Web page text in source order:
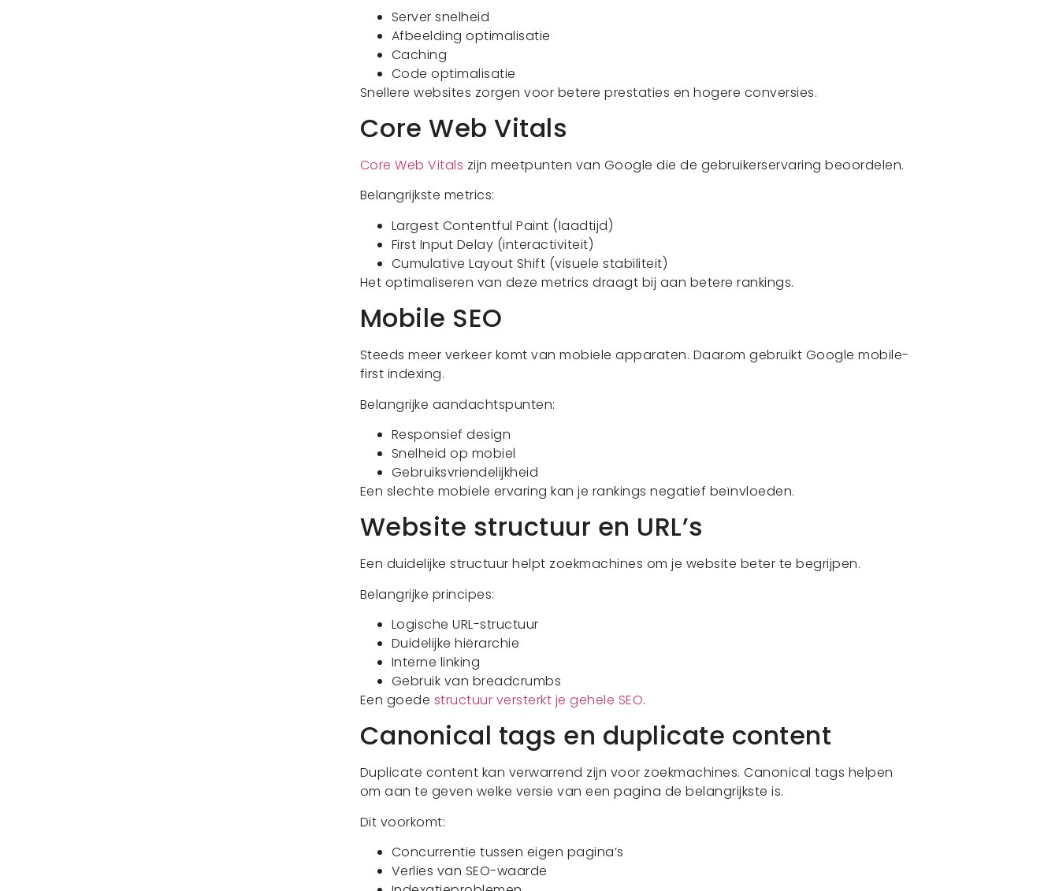
Server snelheid
Afbeelding optimalisatie
Caching
Code optimalisatie
Snellere websites zorgen voor betere prestaties en hogere conversies.
Core Web Vitals
Core Web Vitals zijn meetpunten van Google die de gebruikerservaring beoordelen.
Belangrijkste metrics:
Largest Contentful Paint (laadtijd)
First Input Delay (interactiviteit)
Cumulative Layout Shift (visuele stabiliteit)
Het optimaliseren van deze metrics draagt bij aan betere rankings.
Mobile SEO
Steeds meer verkeer komt van mobiele apparaten. Daarom gebruikt Google mobile-
first indexing.
Belangrijke aandachtspunten:
Responsief design
Snelheid op mobiel
Gebruiksvriendelijkheid
Een slechte mobiele ervaring kan je rankings negatief beïnvloeden.
Website structuur en URL’s
Een duidelijke structuur helpt zoekmachines om je website beter te begrijpen.
Belangrijke principes:
Logische URL-structuur
Duidelijke hiërarchie
Interne linking
Gebruik van breadcrumbs
Een goede structuur versterkt je gehele SEO.
Canonical tags en duplicate content
Duplicate content kan verwarrend zijn voor zoekmachines. Canonical tags helpen
om aan te geven welke versie van een pagina de belangrijkste is.
Dit voorkomt:
Concurrentie tussen eigen pagina’s
Verlies van SEO-waarde